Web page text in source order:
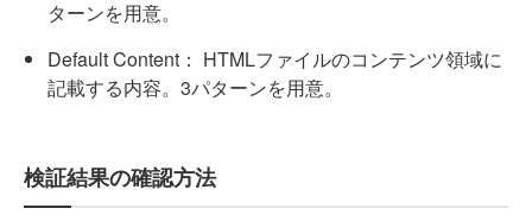
ターンを用意。
Default Content： HTMLファイルのコンテンツ領域に
記載する内容。3パターンを用意。
検証結果の確認方法